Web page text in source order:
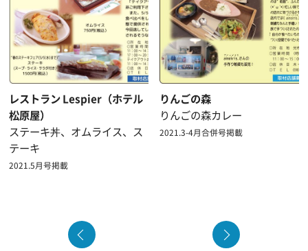
レストラン Lespier（ホテル
松原屋）
ステーキ丼、オムライス、ス
テーキ
2021.5月号掲載
りんごの森
りんごの森カレー
2021.3-4月合併号掲載